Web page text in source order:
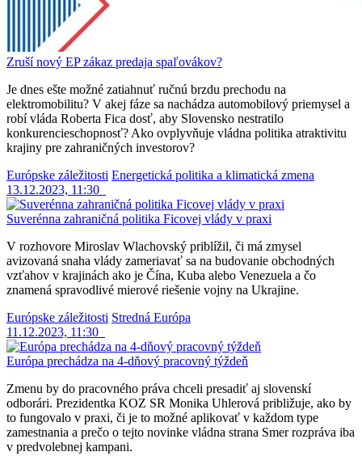
Zruší nový EP zákaz predaja spaľovákov?
Je dnes ešte možné zatiahnuť ručnú brzdu prechodu na
elektromobilitu? V akej fáze sa nachádza automobilový priemysel a
robí vláda Roberta Fica dosť, aby Slovensko nestratilo
konkurencieschopnosť? Ako ovplyvňuje vládna politika atraktivitu
krajiny pre zahraničných investorov?
Európske záležitosti Energetická politika a klimatická zmena
13.12.2023, 11:30
Suverénna zahraničná politika Ficovej vlády v praxi
V rozhovore Miroslav Wlachovský priblížil, či má zmysel
avizovaná snaha vlády zameriavať sa na budovanie obchodných
vzťahov v krajinách ako je Čína, Kuba alebo Venezuela a čo
znamená spravodlivé mierové riešenie vojny na Ukrajine.
Európske záležitosti Stredná Európa
11.12.2023, 11:30
Európa prechádza na 4-dňový pracovný týždeň
Zmenu by do pracovného práva chceli presadiť aj slovenskí
odborári. Prezidentka KOZ SR Monika Uhlerová približuje, ako by
to fungovalo v praxi, či je to možné aplikovať v každom type
zamestnania a prečo o tejto novinke vládna strana Smer rozpráva iba
v predvolebnej kampani.